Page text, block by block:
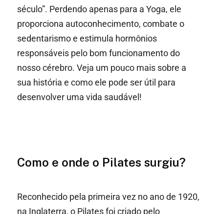
século”. Perdendo apenas para a Yoga, ele
proporciona autoconhecimento, combate o
sedentarismo e estimula hormônios
responsáveis pelo bom funcionamento do
nosso cérebro. Veja um pouco mais sobre a
sua história e como ele pode ser útil para
desenvolver uma vida saudável!
Como e onde o Pilates surgiu?
Reconhecido pela primeira vez no ano de 1920,
na Inglaterra, o Pilates foi criado pelo